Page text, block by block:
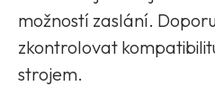
možností zaslání.
zkontrolovat
strojem.